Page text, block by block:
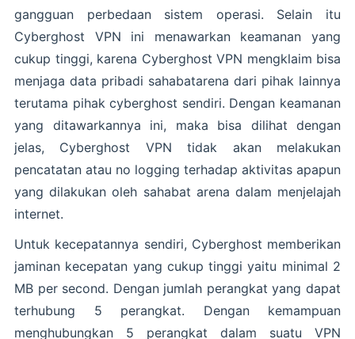
gangguan perbedaan sistem operasi. Selain itu
Cyberghost VPN ini menawarkan keamanan yang
cukup tinggi, karena Cyberghost VPN mengklaim bisa
menjaga data pribadi sahabatarena dari pihak lainnya
terutama pihak cyberghost sendiri. Dengan keamanan
yang ditawarkannya ini, maka bisa dilihat dengan
jelas, Cyberghost VPN tidak akan melakukan
pencatatan atau no logging terhadap aktivitas apapun
yang dilakukan oleh sahabat arena dalam menjelajah
internet.
Untuk kecepatannya sendiri, Cyberghost memberikan
jaminan kecepatan yang cukup tinggi yaitu minimal 2
MB per second. Dengan jumlah perangkat yang dapat
terhubung 5 perangkat. Dengan kemampuan
menghubungkan 5 perangkat dalam suatu VPN